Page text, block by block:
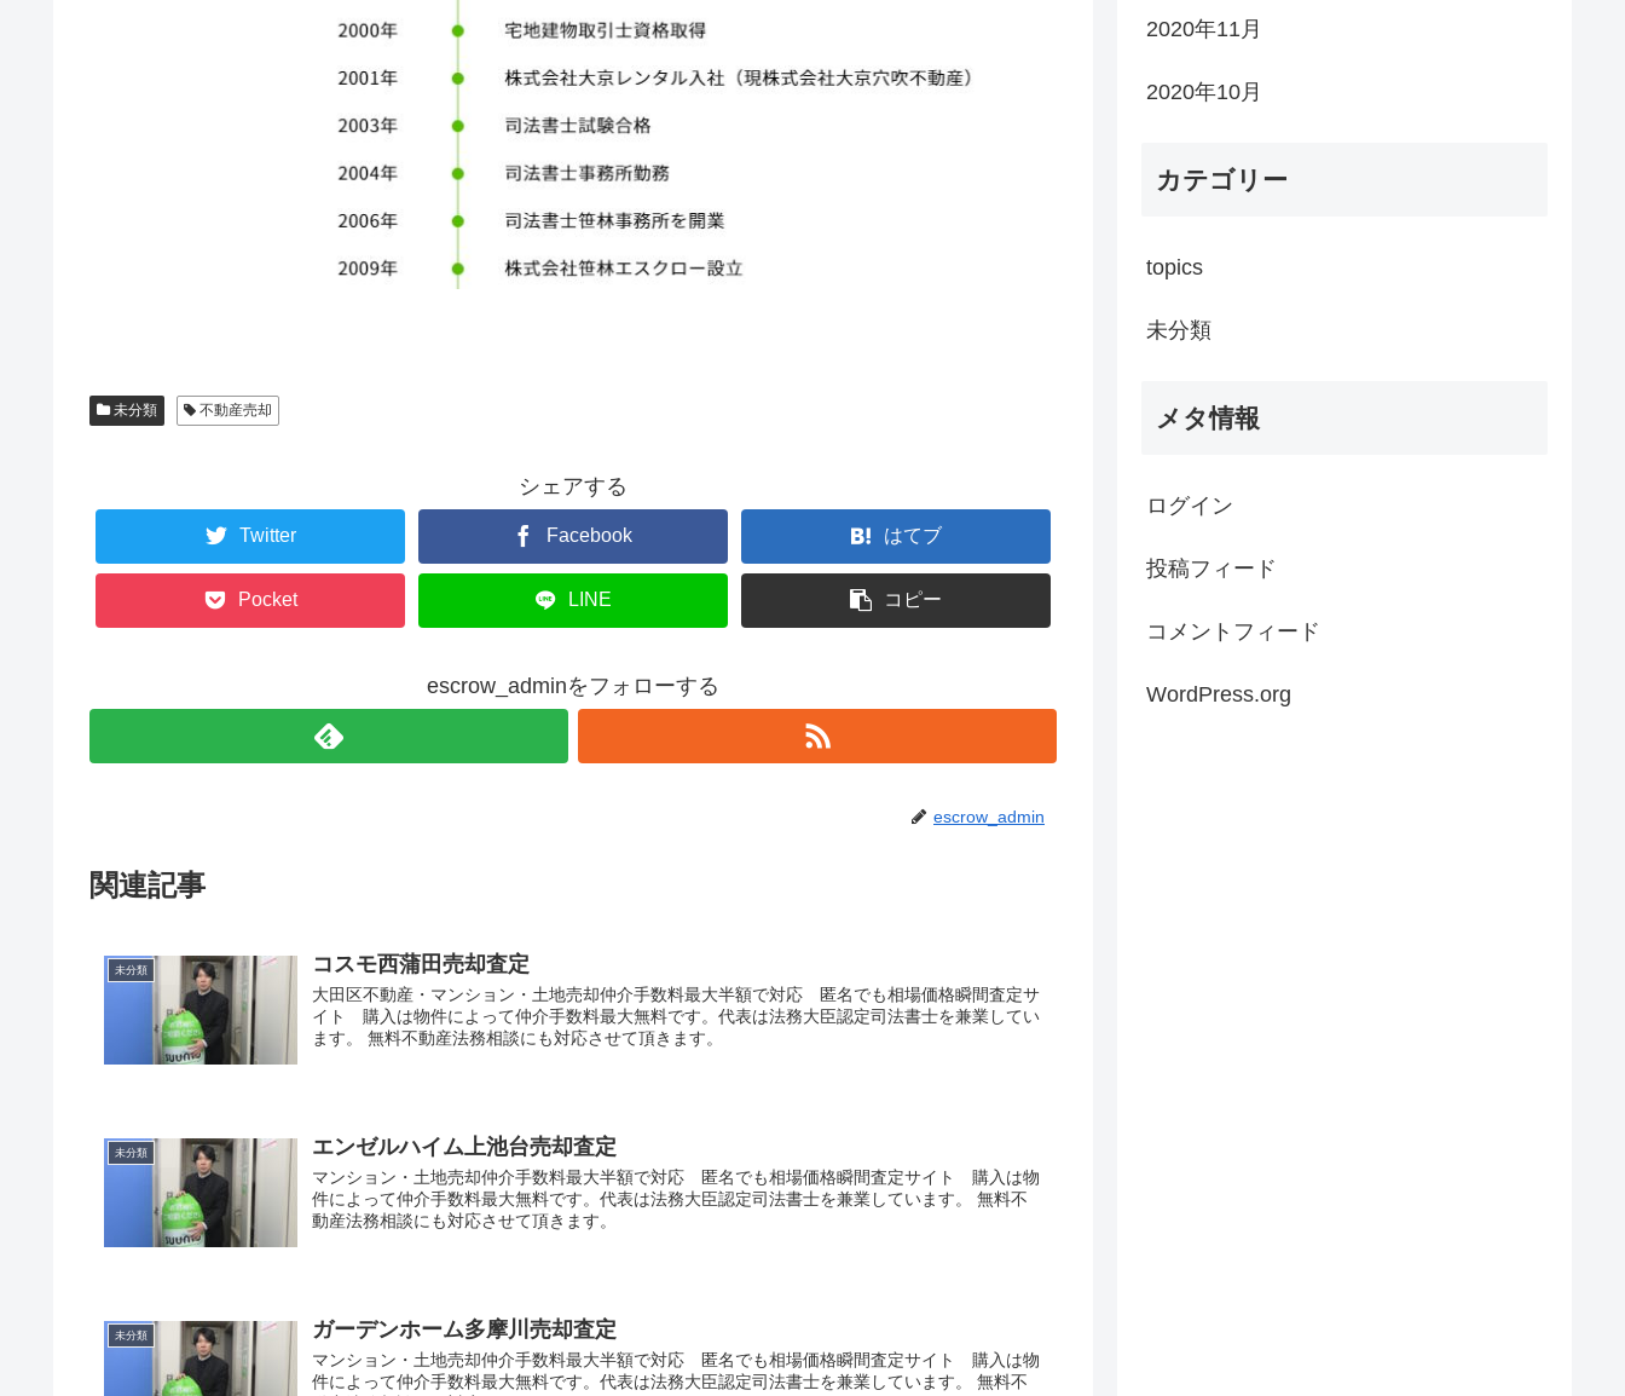
未分類 不動産売却
シェアする
Twitter Facebook はてブ
Pocket LINE コピー
escrow_adminをフォローする
escrow_admin
関連記事
未分類 コスモ西蒲田売却査定
大田区不動産・マンション・土地売却仲介手数料最大半額で対応 匿名でも相場価格瞬間査定サ
イト 購入は物件によって仲介手数料最大無料です。代表は法務大臣認定司法書士を兼業してい
ます。 無料不動産法務相談にも対応させて頂きます。
未分類 エンゼルハイム上池台売却査定
マンション・土地売却仲介手数料最大半額で対応 匿名でも相場価格瞬間査定サイト 購入は物
件によって仲介手数料最大無料です。代表は法務大臣認定司法書士を兼業しています。 無料不
動産法務相談にも対応させて頂きます。
未分類 ガーデンホーム多摩川売却査定
マンション・土地売却仲介手数料最大半額で対応 匿名でも相場価格瞬間査定サイト 購入は物
件によって仲介手数料最大無料です。代表は法務大臣認定司法書士を兼業しています。 無料不
2020年11月
2020年10月
カテゴリー
topics
未分類
メタ情報
ログイン
投稿フィード
コメントフィード
WordPress.org